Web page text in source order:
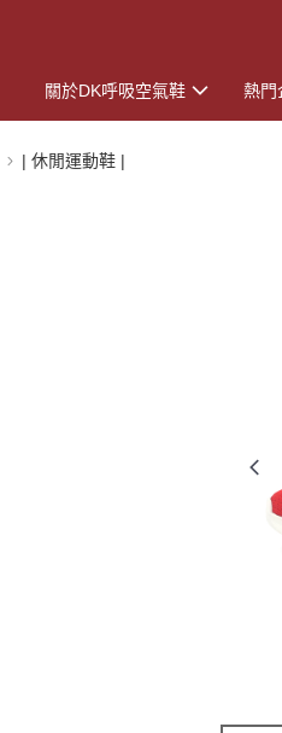
關於DK呼吸空氣鞋 熱門
| 休閒運動鞋 |